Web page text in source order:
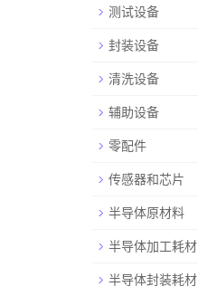
测试设备
封装设备
清洗设备
辅助设备
零配件
传感器和芯片
半导体原材料
半导体加工耗材
半导体封装耗材